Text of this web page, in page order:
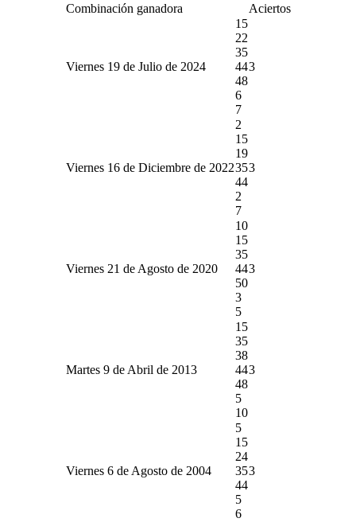
Combinación ganadora Aciertos
Viernes 19 de Julio de 2024
15
22
35
44
48
6
7
3
Viernes 16 de Diciembre de 2022
2
15
19
35
44
2
7
3
Viernes 21 de Agosto de 2020
10
15
35
44
50
3
5
3
Martes 9 de Abril de 2013
15
35
38
44
48
5
10
3
Viernes 6 de Agosto de 2004
5
15
24
35
44
5
6
3